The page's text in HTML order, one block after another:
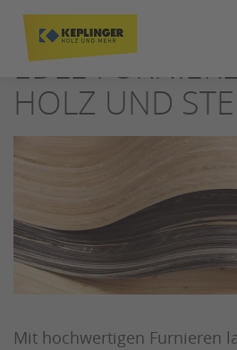
ZUM
SEITENINHALT
SPRINGEN
EDLE
HOLZ UND
Mit hochwertigen Furnieren